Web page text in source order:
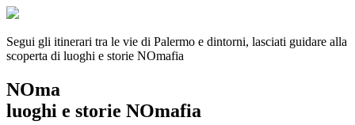
Segui gli itinerari tra le vie di Palermo e dintorni, lasciati guidare alla
scoperta di luoghi e storie NOmafia
NOma
luoghi e storie NOmafia